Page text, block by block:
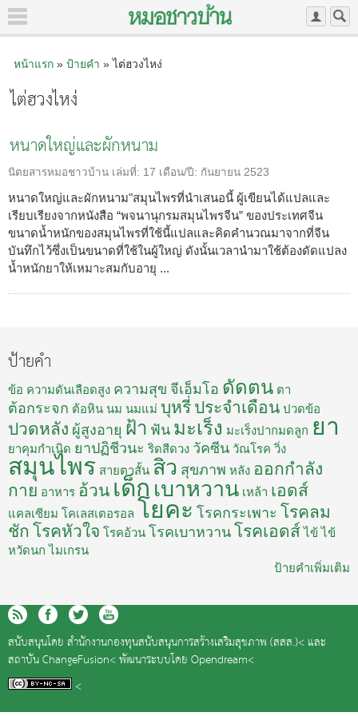
หน้าแรก» ป้ายคำ » ไต่ฮวงไหง่
ไต่ฮวงไหง่
หนาดใหญ่และผักหนาม
นิตยสารหมอชาวบ้าน เล่มที่: 17 เดือน/ปี: กันยายน 2523
หนาดใหญ่และผักหนาม"สมุนไพรที่นำเสนอนี้ ผู้เขียนได้แปลและ
เรียบเรียงจากหนังสือ “พจนานุกรมสมุนไพรจีน” ของประเทศจีน
ขนาดน้ำหนักของสมุนไพรที่ใช้นี้แปลและคิดคำนวณมาจากที่จีน
บันทึกไว้ซึ่งเป็นขนาดที่ใช้ในผู้ใหญ่ ดังนั้นเวลานำมาใช้ต้องดัดแปลง
น้ำหนักยาให้เหมาะสมกับอายุ ...
ป้ายคำ
ข้อ ความดันเลือดสูง ความสุข จีเอ็มโอ ดัดตน ตา
ต้อกระจก ต้อหิน นม นมแม่ บุหรี่ ประจำเดือน ปวดข้อ
ปวดหลัง ผู้สูงอายุ ฝ้า ฟัน มะเร็ง มะเร็งปากมดลูก ยา
ยาคุมกำเนิด ยาปฏิชีวนะ ริดสีดวง วัคซีน วัณโรค วิ่ง
สมุนไพร สายตาสั้น สิว สุขภาพ หลัง ออกกำลัง
กาย อาหาร อ้วน เด็ก เบาหวาน เหล้า เอดส์
แคลเซียม โคเลสเตอรอล โยคะ โรคกระเพาะ โรคลม
ชัก โรคหัวใจ โรคอ้วน โรคเบาหวาน โรคเอดส์ ไข้ ไข้
หวัดนก ไมเกรน
ป้ายคำเพิ่มเติม
สนับสนุนโดย สำนักงานกองทุนสนับสนุนการสร้างเสริมสุขภาพ (สสส.)< และ
สถาบัน ChangeFusion<พัฒนาระบบโดย Opendream<
<